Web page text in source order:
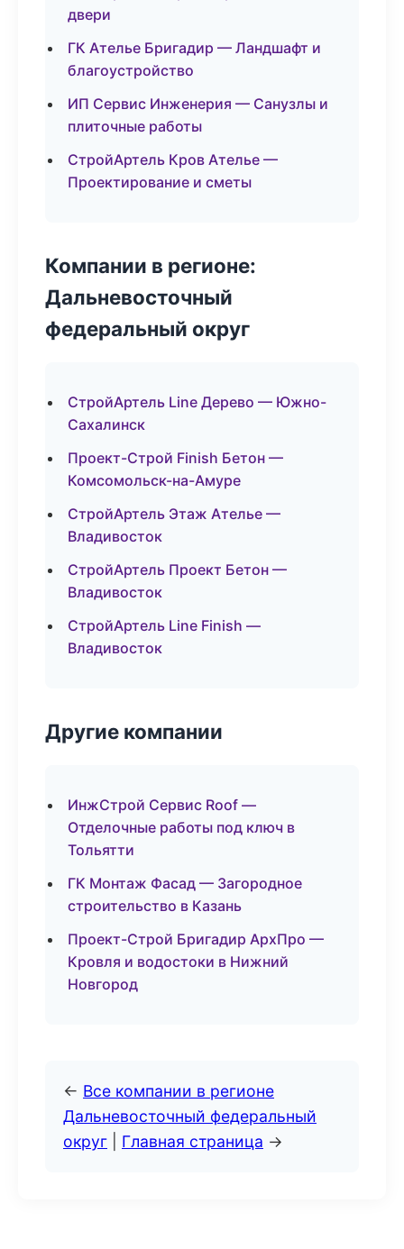
двери
ГК Ателье Бригадир — Ландшафт и
благоустройство
ИП Сервис Инженерия — Санузлы и
плиточные работы
СтройАртель Кров Ателье —
Проектирование и сметы
Компании в регионе:
Дальневосточный
федеральный округ
СтройАртель Line Дерево — Южно-
Сахалинск
Проект-Строй Finish Бетон —
Комсомольск-на-Амуре
СтройАртель Этаж Ателье —
Владивосток
СтройАртель Проект Бетон —
Владивосток
СтройАртель Line Finish —
Владивосток
Другие компании
ИнжСтрой Сервис Roof —
Отделочные работы под ключ в
Тольятти
ГК Монтаж Фасад — Загородное
строительство в Казань
Проект-Строй Бригадир АрхПро —
Кровля и водостоки в Нижний
Новгород
← Все компании в регионе
Дальневосточный федеральный
округ
Главная страница →